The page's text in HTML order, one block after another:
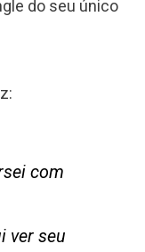
do seu único
com
ver seu